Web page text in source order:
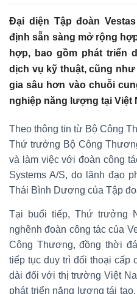
Đại diện Tập đoàn
định sẵn sàng mở rộng
hợp, bao gồm phát triển
dịch vụ kỹ thuật, cũng
gia sâu hơn vào chuỗi
nghiệp năng lượng tại Việt
Theo thông tin từ Bộ Công
Thứ trưởng Bộ Công
và làm việc với đoàn công
Systems A/S, do lãnh đạo
Thái Bình Dương của Tập
Tại buổi tiếp, Thứ trưởng
nghênh đoàn công tác của
Công Thương, đồng thời
tiếp tục duy trì đối thoại cấp
dài đối với thị trường Việt
phát triển năng lượng tái